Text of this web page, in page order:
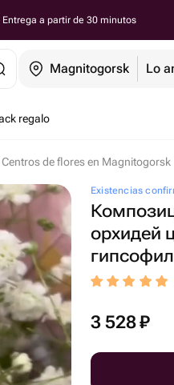
Entrega a partir de 30 minutos
Magnitogorsk Lo
regalo
Centros de flores en Magnitogorsk
Existencias
орхидей
гипсофил
3 528₽